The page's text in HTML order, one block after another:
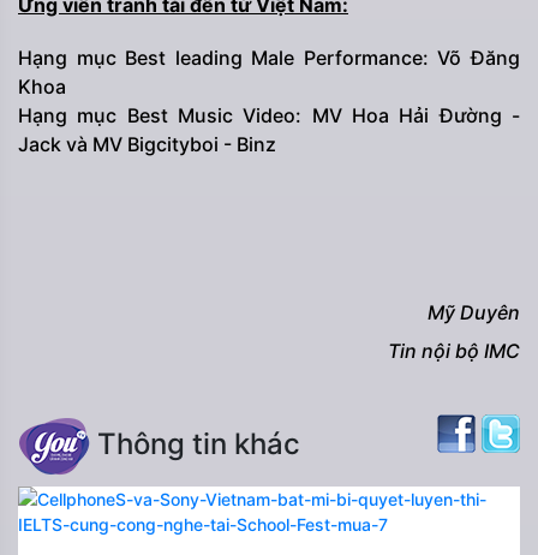
Ứng viên tranh tài đến từ Việt Nam:
Hạng mục Best leading Male Performance: Võ Đăng
Khoa
Hạng mục Best Music Video: MV Hoa Hải Đường -
Jack và MV Bigcityboi - Binz
Mỹ Duyên
Tin nội bộ IMC
Thông tin khác